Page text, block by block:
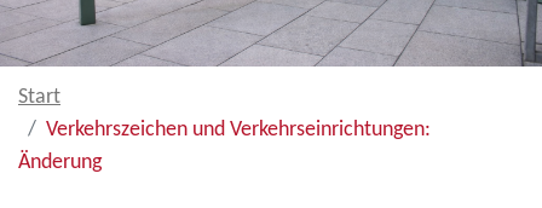
Start
Verkehrszeichen und Verkehrseinrichtungen:
Änderung